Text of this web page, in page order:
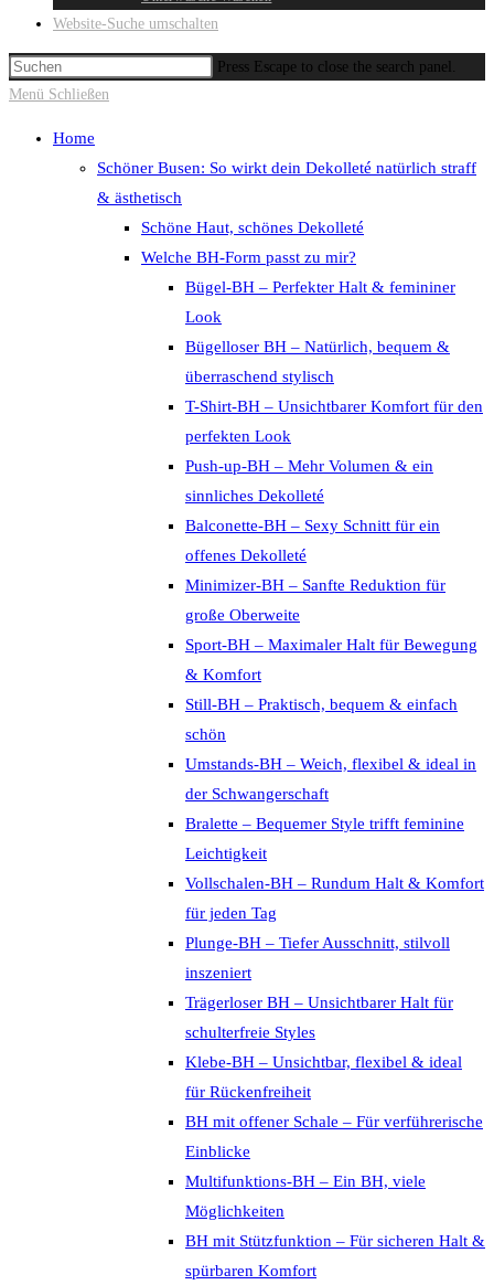
Website-Suche umschalten
Press Escape to close the search panel.
Menü Schließen
Home
Schöner Busen: So wirkt dein Dekolleté natürlich straff
& ästhetisch
Schöne Haut, schönes Dekolleté
Welche BH-Form passt zu mir?
Bügel-BH – Perfekter Halt & femininer
Look
Bügelloser BH – Natürlich, bequem &
überraschend stylisch
T-Shirt-BH – Unsichtbarer Komfort für den
perfekten Look
Push-up-BH – Mehr Volumen & ein
sinnliches Dekolleté
Balconette-BH – Sexy Schnitt für ein
offenes Dekolleté
Minimizer-BH – Sanfte Reduktion für
große Oberweite
Sport-BH – Maximaler Halt für Bewegung
& Komfort
Still-BH – Praktisch, bequem & einfach
schön
Umstands-BH – Weich, flexibel & ideal in
der Schwangerschaft
Bralette – Bequemer Style trifft feminine
Leichtigkeit
Vollschalen-BH – Rundum Halt & Komfort
für jeden Tag
Plunge-BH – Tiefer Ausschnitt, stilvoll
inszeniert
Trägerloser BH – Unsichtbarer Halt für
schulterfreie Styles
Klebe-BH – Unsichtbar, flexibel & ideal
für Rückenfreiheit
BH mit offener Schale – Für verführerische
Einblicke
Multifunktions-BH – Ein BH, viele
Möglichkeiten
BH mit Stützfunktion – Für sicheren Halt &
spürbaren Komfort